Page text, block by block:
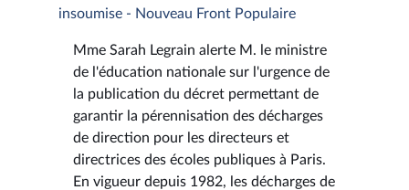
insoumise - Nouveau Front Populaire
Mme Sarah Legrain alerte M. le ministre
de l'éducation nationale sur l'urgence de
la publication du décret permettant de
garantir la pérennisation des décharges
de direction pour les directeurs et
directrices des écoles publiques à Paris.
En vigueur depuis 1982, les décharges de